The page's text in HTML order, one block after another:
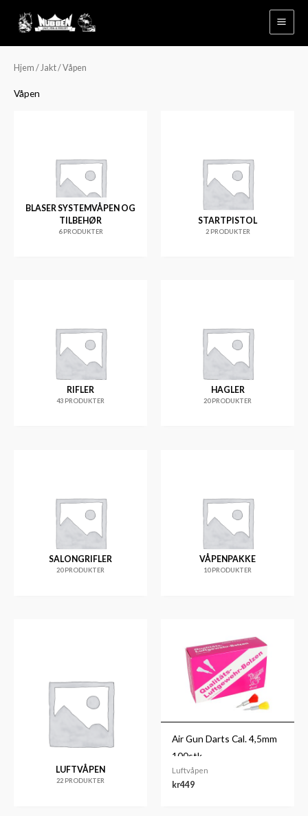
Hjem /Jakt/ Våpen
Våpen
BLASER SYSTEMVÅPEN OG
TILBEHØR
6 PRODUKTER
STARTPISTOL
2 PRODUKTER
RIFLER
43 PRODUKTER
HAGLER
20 PRODUKTER
SALONGRIFLER
20 PRODUKTER
VÅPENPAKKE
10 PRODUKTER
LUFTVÅPEN
22 PRODUKTER
Air Gun Darts Cal. 4,5mm
100stk
Luftvåpen
kr449